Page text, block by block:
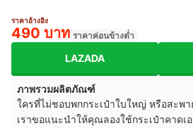
ราคาอ้างอิง
490 บาท ราคาค่อนข้างต่ำ
LAZADA
ภาพรวมผลิตภัณฑ์
ใครที่ไม่ชอบพกกระเป๋าใบใหญ่ หรือสะพา
เราขอแนะนำให้คุณลองใช้กระเป๋าคาด